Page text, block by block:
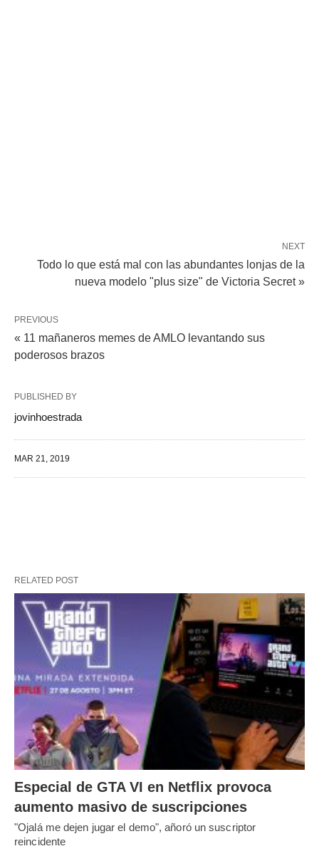
NEXT
Todo lo que está mal con las abundantes lonjas de la
nueva modelo "plus size" de Victoria Secret »
PREVIOUS
« 11 mañaneros memes de AMLO levantando sus
poderosos brazos
PUBLISHED BY
jovinhoestrada
MAR 21, 2019
RELATED POST
Especial de GTA VI en Netflix provoca
aumento masivo de suscripciones
"Ojalá me dejen jugar el demo", añoró un suscriptor
reincidente